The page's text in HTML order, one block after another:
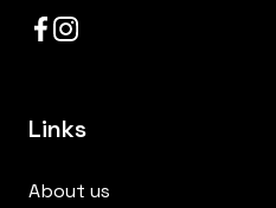
Links
About us